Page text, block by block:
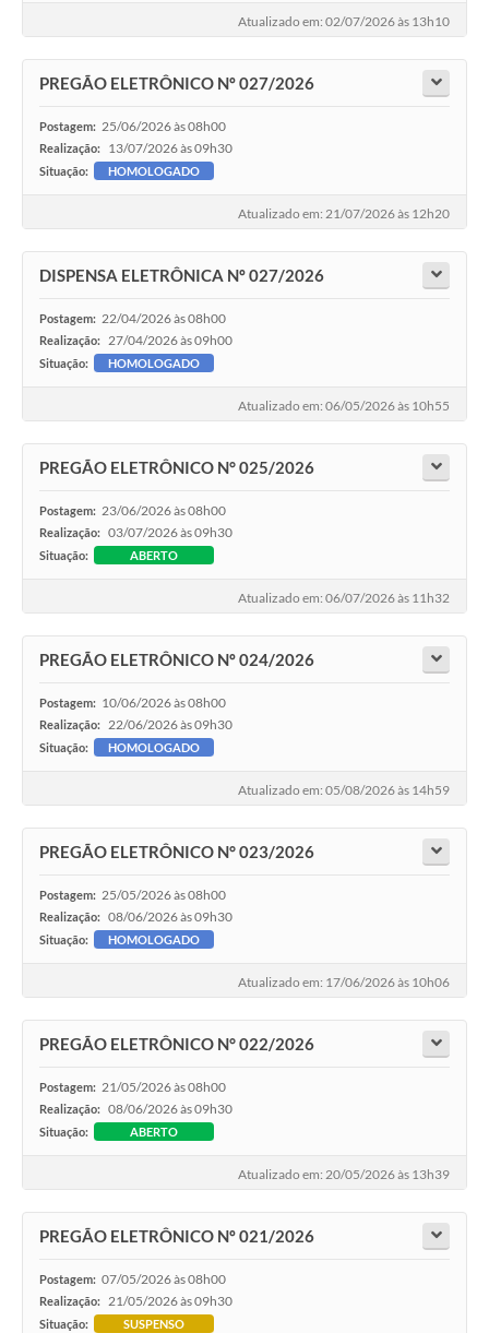
Atualizado em: 02/07/2026 às 13h10
PREGÃO ELETRÔNICO Nº 027/2026
Postagem: 25/06/2026 às 08h00
Realização: 13/07/2026 às 09h30
Situação: HOMOLOGADO
Atualizado em: 21/07/2026 às 12h20
DISPENSA ELETRÔNICA Nº 027/2026
Postagem: 22/04/2026 às 08h00
Realização: 27/04/2026 às 09h00
Situação: HOMOLOGADO
Atualizado em: 06/05/2026 às 10h55
PREGÃO ELETRÔNICO N° 025/2026
Postagem: 23/06/2026 às 08h00
Realização: 03/07/2026 às 09h30
Situação: ABERTO
Atualizado em: 06/07/2026 às 11h32
PREGÃO ELETRÔNICO Nº 024/2026
Postagem: 10/06/2026 às 08h00
Realização: 22/06/2026 às 09h30
Situação: HOMOLOGADO
Atualizado em: 05/08/2026 às 14h59
PREGÃO ELETRÔNICO N° 023/2026
Postagem: 25/05/2026 às 08h00
Realização: 08/06/2026 às 09h30
Situação: HOMOLOGADO
Atualizado em: 17/06/2026 às 10h06
PREGÃO ELETRÔNICO N° 022/2026
Postagem: 21/05/2026 às 08h00
Realização: 08/06/2026 às 09h30
Situação: ABERTO
Atualizado em: 20/05/2026 às 13h39
PREGÃO ELETRÔNICO Nº 021/2026
Postagem: 07/05/2026 às 08h00
Realização: 21/05/2026 às 09h30
Situação: SUSPENSO